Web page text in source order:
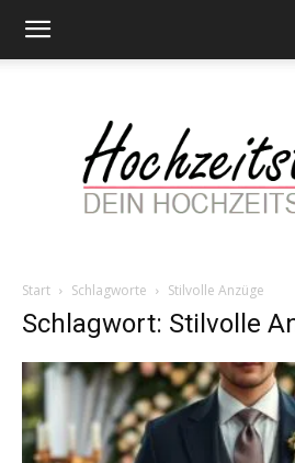
–
Start Schlagworte Stilvolle Anzüge
Schlagwort: Stilvolle